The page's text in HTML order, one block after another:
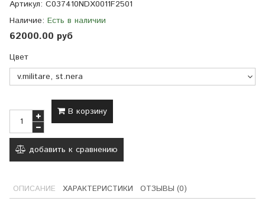
Артикул: C037410NDX0011F2501
Наличие: Есть в наличии
62000.00 руб
Цвет
В корзину
добавить к сравнению
ОПИСАНИЕ ХАРАКТЕРИСТИКИ ОТЗЫВЫ (0)